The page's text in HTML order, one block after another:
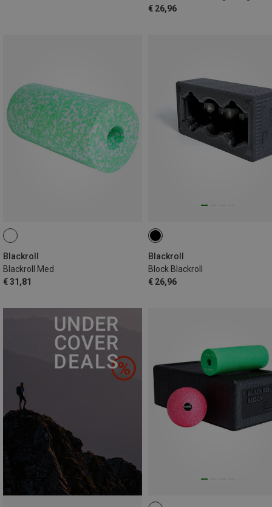
€ 26,96
Blackroll
Blackroll Med
€ 31,81
Blackroll
Block Blackroll
€ 26,96